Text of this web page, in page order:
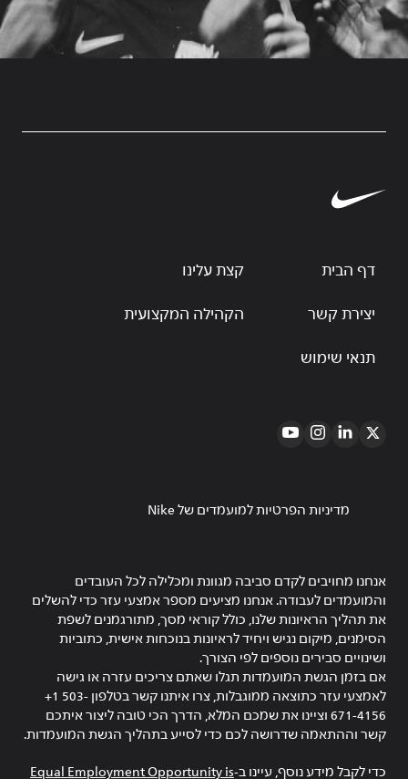
דף הבית קצת עלינו
יצירת קשר הקהילה המקצועית
תנאי שימוש
מדיניות הפרטיות למועמדים של Nike
אנחנו מחויבים לקדם סביבה מגוונת ומכלילה לכל העובדים
והמועמדים לעבודה. אנחנו מציעים מספר אמצעי עזר כדי להשלים
את תהליך הראיונות שלנו, כולל קוראי מסך, מתורגמנים לשפת
הסימנים, מיקום נגיש ויחיד לראיונות בנוכחות אישית, כתוביות
ושינויים סבירים נוספים לפי הצורך.
אם בזמן הגשת המועמדות תגלו שאתם צריכים עזרה או גישה
לאמצעי עזר כתוצאה ממוגבלות, צרו איתנו קשר בטלפון ‎+1 503-
671-4156 וציינו את שמכם המלא, הדרך הכי טובה ליצור איתכם
קשר וההתאמה שדרושה לכם כדי לסייע בתהליך הגשת המועמדות.
כדי לקבל מידע נוסף, עיינו ב-Equal Employment Opportunity is